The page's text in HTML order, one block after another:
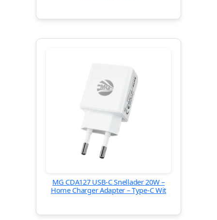
MG CDA127 USB-C Snellader 20W –
Home Charger Adapter – Type-C Wit